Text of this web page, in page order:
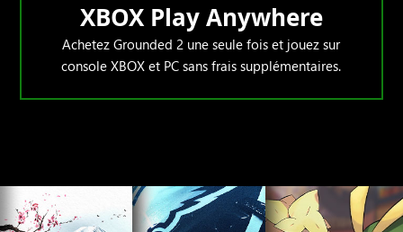
XBOX Play Anywhere
Achetez Grounded 2 une seule fois et jouez sur
console XBOX et PC sans frais supplémentaires.